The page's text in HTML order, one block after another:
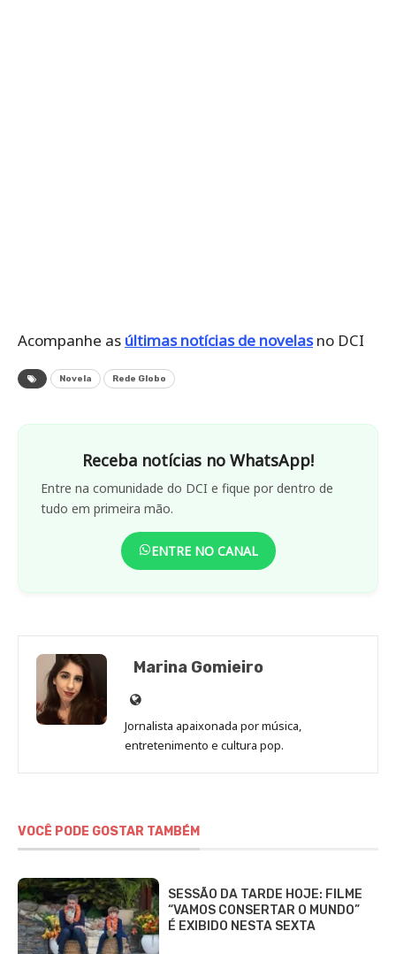
Acompanhe as últimas notícias de novelasno DCI
Novela Rede Globo
Receba notícias no WhatsApp!
Entre na comunidade do DCI e fique por dentro de
tudo em primeira mão.
ENTRE NO CANAL
Marina Gomieiro
Site
de
Marina
Jornalista apaixonada por música,
entretenimento e cultura pop.
VOCÊ PODE GOSTAR TAMBÉM
SESSÃO DA TARDE HOJE: FILME
“VAMOS CONSERTAR O MUNDO”
É EXIBIDO NESTA SEXTA